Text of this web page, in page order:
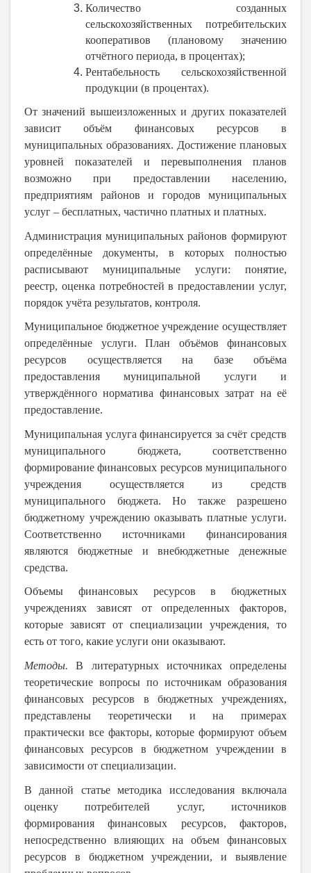
Количество созданных
сельскохозяйственных потребительских
кооперативов (плановому значению
отчётного периода, в процентах);
Рентабельность сельскохозяйственной
продукции (в процентах).
От значений вышеизложенных и других показателей
зависит объём финансовых ресурсов в
муниципальных образованиях. Достижение плановых
уровней показателей и перевыполнения планов
возможно при предоставлении населению,
предприятиям районов и городов муниципальных
услуг – бесплатных, частично платных и платных.
Администрация муниципальных районов формируют
определённые документы, в которых полностью
расписывают муниципальные услуги: понятие,
реестр, оценка потребностей в предоставлении услуг,
порядок учёта результатов, контроля.
Муниципальное бюджетное учреждение осуществляет
определённые услуги. План объёмов финансовых
ресурсов осуществляется на базе объёма
предоставления муниципальной услуги и
утверждённого норматива финансовых затрат на её
предоставление.
Муниципальная услуга финансируется за счёт средств
муниципального бюджета, соответственно
формирование финансовых ресурсов муниципального
учреждения осуществляется из средств
муниципального бюджета. Но также разрешено
бюджетному учреждению оказывать платные услуги.
Соответственно источниками финансирования
являются бюджетные и внебюджетные денежные
средства.
Объемы финансовых ресурсов в бюджетных
учреждениях зависят от определенных факторов,
которые зависят от специализации учреждения, то
есть от того, какие услуги они оказывают.
Методы.В литературных источниках определены
теоретические вопросы по источникам образования
финансовых ресурсов в бюджетных учреждениях,
представлены теоретически и на примерах
практически все факторы, которые формируют объем
финансовых ресурсов в бюджетном учреждении в
зависимости от специализации.
В данной статье методика исследования включала
оценку потребителей услуг, источников
формирования финансовых ресурсов, факторов,
непосредственно влияющих на объем финансовых
ресурсов в бюджетном учреждении, и выявление